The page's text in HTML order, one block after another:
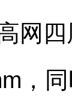
网
，